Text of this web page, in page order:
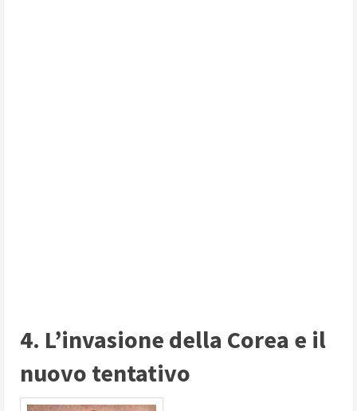
4. L’invasione della Corea e il
nuovo tentativo